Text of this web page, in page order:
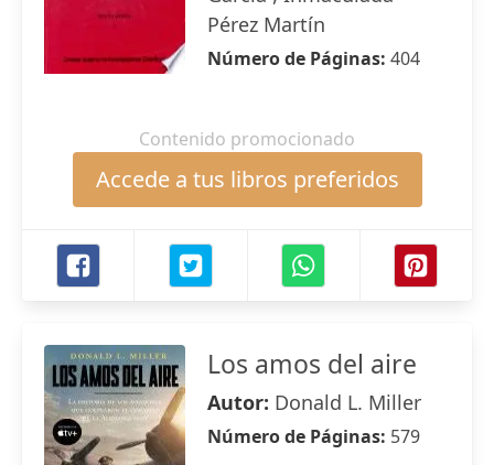
Pérez Martín
Número de Páginas: 404
Contenido promocionado
Accede a tus libros preferidos
Los amos del aire
Autor: Donald L. Miller
Número de Páginas: 579